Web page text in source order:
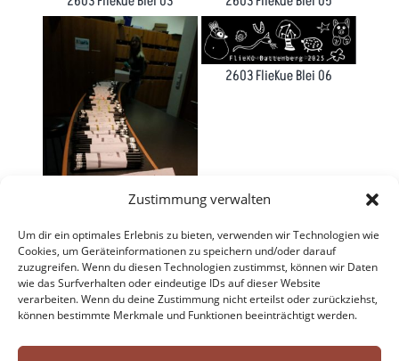
Zustimmung verwalten
Um dir ein optimales Erlebnis zu bieten, verwenden wir Technologien wie
Cookies, um Geräteinformationen zu speichern und/oder darauf
zuzugreifen. Wenn du diesen Technologien zustimmst, können wir Daten
wie das Surfverhalten oder eindeutige IDs auf dieser Website
verarbeiten. Wenn du deine Zustimmung nicht erteilst oder zurückziehst,
können bestimmte Merkmale und Funktionen beeinträchtigt werden.
2603 FlieKue Blei 02
2603 FlieKue Blei 06
Search Search Button